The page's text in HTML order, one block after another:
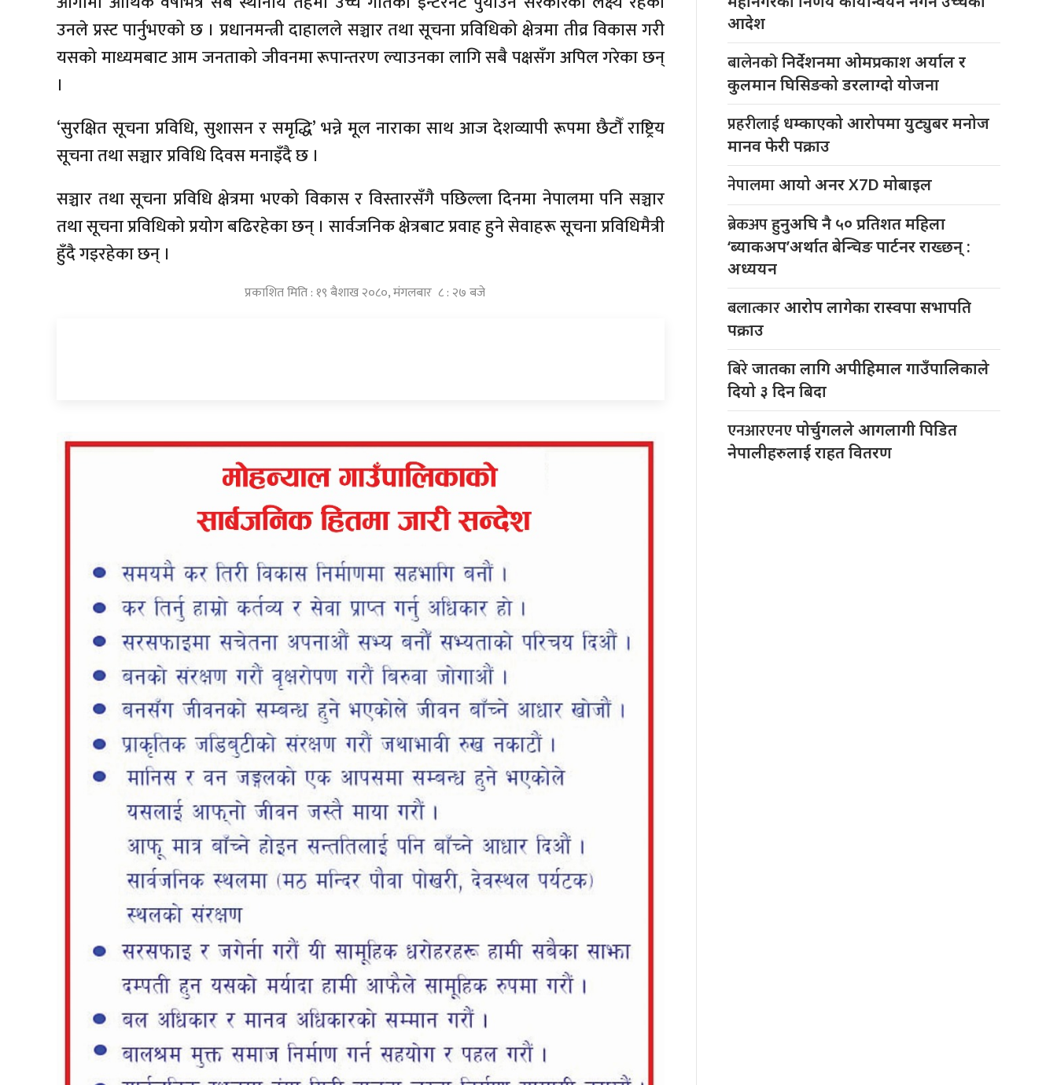
उनले प्रस्ट पार्नुभएको छ । प्रधानमन्त्री दाहालले सञ्चार तथा सूचना प्रविधिको क्षेत्रमा तीव्र विकास गरी
यसको माध्यमबाट आम जनताको जीवनमा रूपान्तरण ल्याउनका लागि सबै पक्षसँग अपिल गरेका छन्
।
‘सुरक्षित सूचना प्रविधि, सुशासन र समृद्धि’ भन्ने मूल नाराका साथ आज देशव्यापी रूपमा छैटौँ राष्ट्रिय
सूचना तथा सञ्चार प्रविधि दिवस मनाइँदै छ ।
सञ्चार तथा सूचना प्रविधि क्षेत्रमा भएको विकास र विस्तारसँगै पछिल्ला दिनमा नेपालमा पनि सञ्चार
तथा सूचना प्रविधिको प्रयोग बढिरहेका छन् । सार्वजनिक क्षेत्रबाट प्रवाह हुने सेवाहरू सूचना प्रविधिमैत्री
हुँदै गइरहेका छन् ।
प्रकाशित मिति : १९ बैशाख २०८०, मंगलबार ८ : २७ बजे
आदेश
बालेनकोनिर्देशनमा ओमप्रकाश अर्याल र
कुलमान घिसिङको डरलाग्दो योजना
प्रहरीलाई धम्काएको आरोपमा युट्युबर मनोज
मानव फेरी पक्राउ
नेपालमाआयो अनर X7D मोबाइल
ब्रेकअपहुनुअघि नै ५० प्रतिशत महिला
‘ब्याकअप’अर्थात बेन्चिङ पार्टनर राख्छन् :
अध्ययन
बलात्कारआरोप लागेका रास्वपा सभापति
पक्राउ
बिरेजातका लागि अपीहिमाल गाउँपालिकाले
दियो ३ दिन बिदा
एनआरएनएपोर्चुगलले आगलागी पिडित
नेपालीहरुलाई राहत वितरण